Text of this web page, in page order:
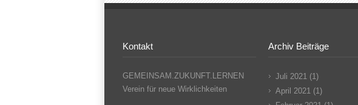
Kontakt
GEMEINSAM.ZUKUNFT.LERNEN
Verein für neue Wirklichkeiten
Archiv Beiträge
Juli 2021 (1)
April 2021 (1)